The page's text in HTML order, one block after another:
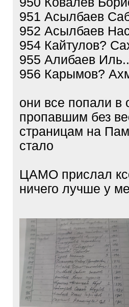
951 Асылбаев
952 Асылбаев
954 Кайтулов?
955 Алибаев
956 Карымов?
они все попали
пропавшим без
страницам на
стало
ЦАМО прислал
ничего лучше у